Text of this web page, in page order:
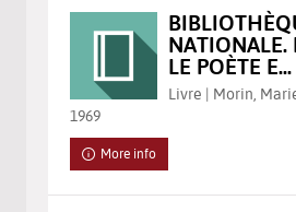
NATIONALE.
LE POÈTE E...
Livre | Morin,
1969
More info